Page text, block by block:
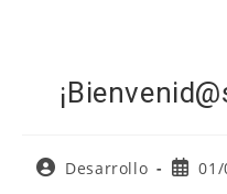
AutorDesarrollo 01/